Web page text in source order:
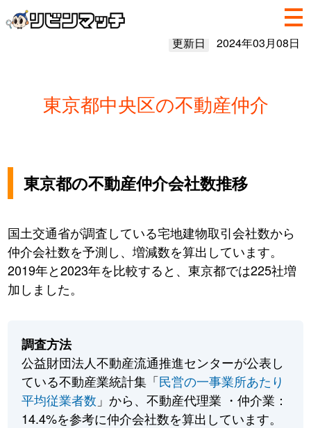
更新日 2024年03月08日
東京都中央区の不動産仲介
東京都の不動産仲介会社数推移
国土交通省が調査している宅地建物取引会社数から
仲介会社数を予測し、増減数を算出しています。
2019年と2023年を比較すると、東京都では225社増
加しました。
調査方法
公益財団法人不動産流通推進センターが公表し
ている不動産業統計集「民営の一事業所あたり
平均従業者数 」から、不動産代理業 ・仲介業：
14.4%を参考に仲介会社数を算出しています。